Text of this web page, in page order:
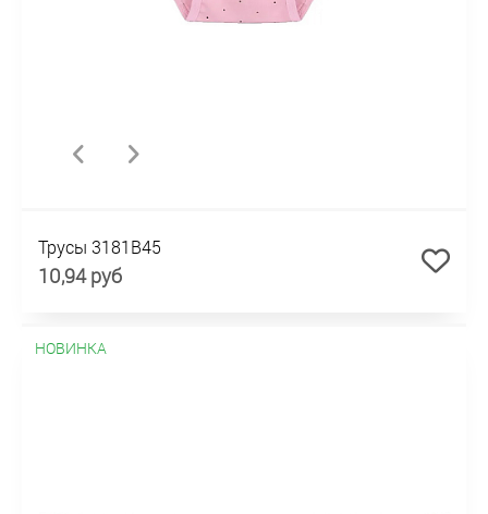
Трусы 3181B45
10,94 руб
НОВИНКА